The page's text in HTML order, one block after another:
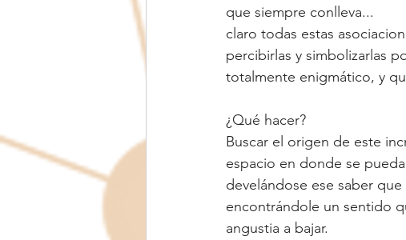
que siempre conlleva...
claro todas estas
percibirlas y simbolizarlas
totalmente enigmático, y
¿Qué hacer?
Buscar el origen de este
espacio en donde se
develándose ese saber
encontrándole un sentido
angustia a bajar.